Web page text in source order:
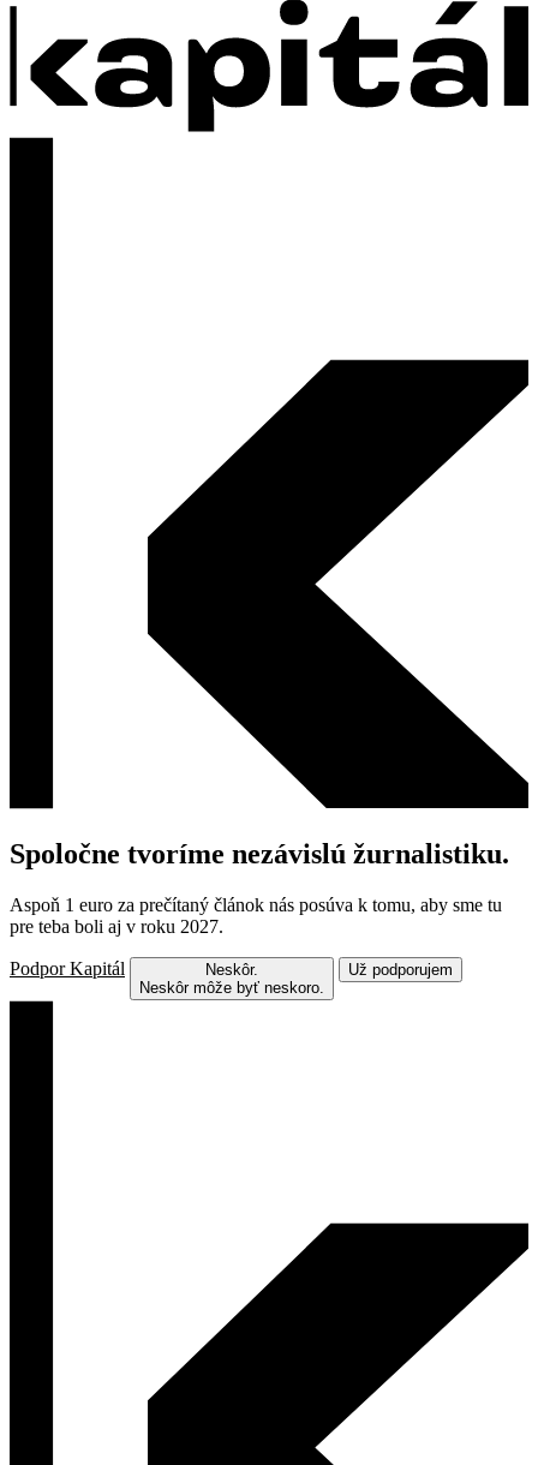
Spoločne tvoríme nezávislú žurnalistiku.
Aspoň 1 euro za prečítaný článok nás posúva k tomu, aby sme tu
pre teba boli aj v roku 2027.
Podpor Kapitál
Neskôr.
Neskôr môže byť neskoro.
Už podporujem